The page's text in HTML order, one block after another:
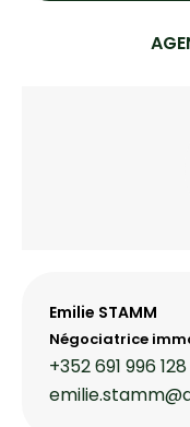
Emilie STAMM
Négociatrice
+352 691 996 128